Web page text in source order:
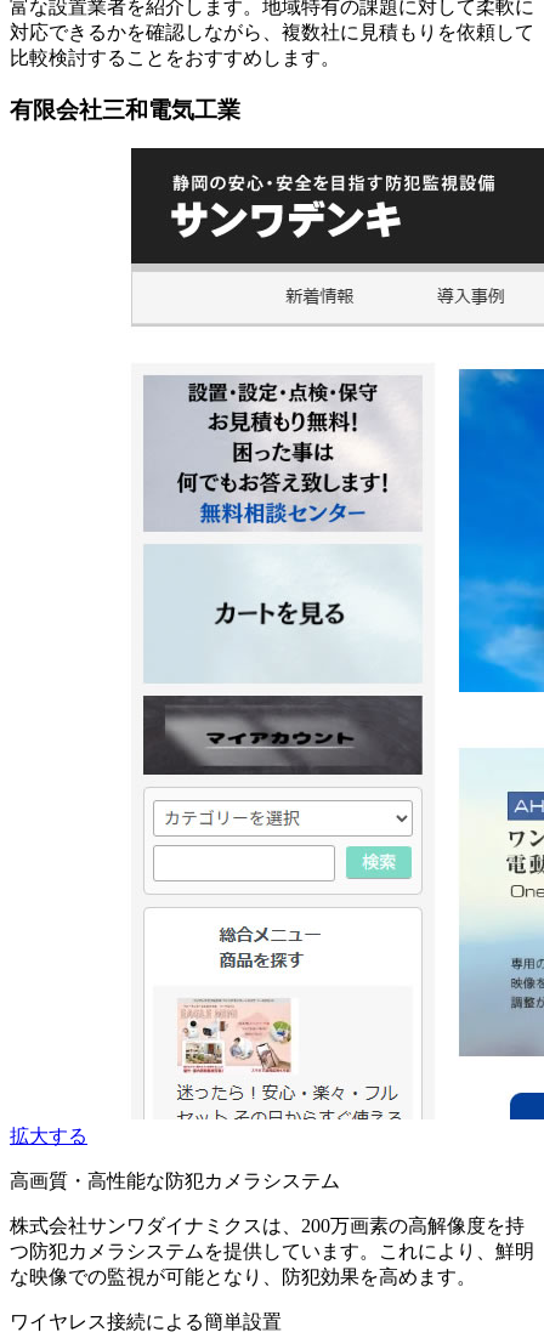
富な設置業者を紹介します。地域特有の課題に対して柔軟に
対応できるかを確認しながら、複数社に見積もりを依頼して
比較検討することをおすすめします。
有限会社三和電気工業
拡大する
​高画質・高性能な防犯カメラシステム
株式会社サンワダイナミクスは、200万画素の高解像度を持
つ防犯カメラシステムを提供しています。​これにより、鮮明
な映像での監視が可能となり、防犯効果を高めます。
ワイヤレス接続による簡単設置